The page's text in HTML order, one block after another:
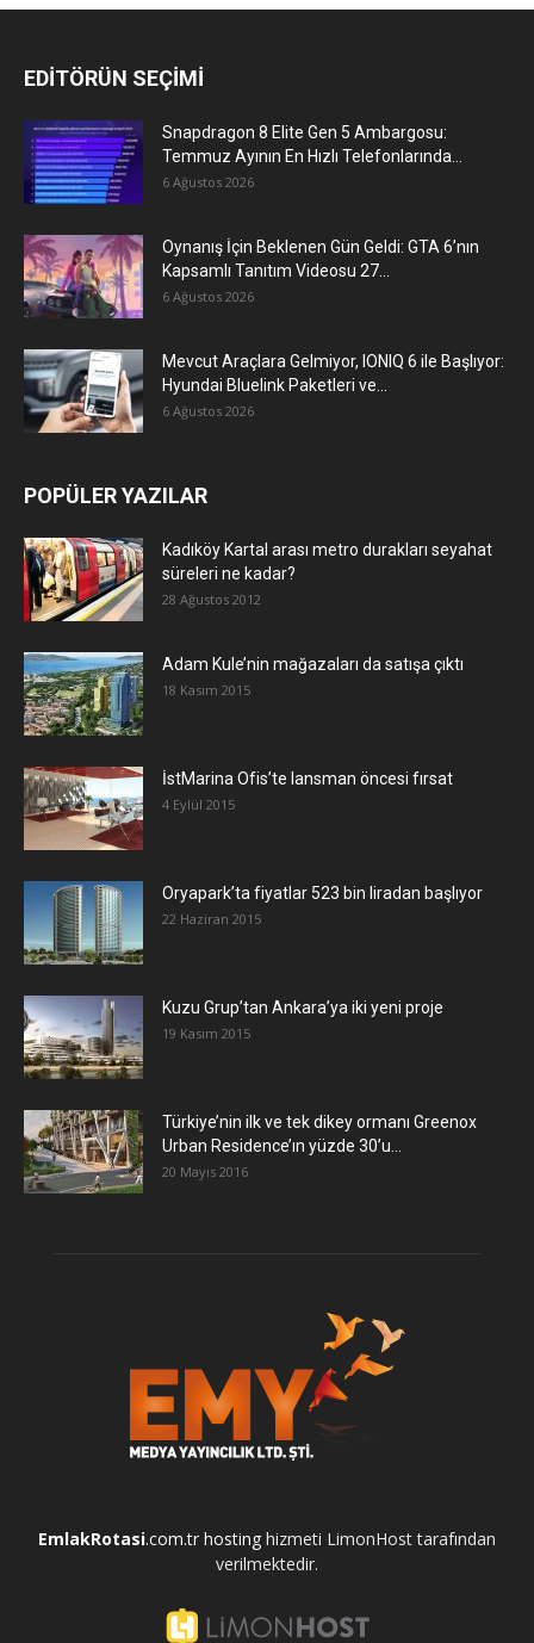
EDİTÖRÜN SEÇİMİ
Snapdragon 8 Elite Gen 5 Ambargosu:
Temmuz Ayının En Hızlı Telefonlarında...
6 Ağustos 2026
Oynanış İçin Beklenen Gün Geldi: GTA 6’nın
Kapsamlı Tanıtım Videosu 27...
6 Ağustos 2026
Mevcut Araçlara Gelmiyor, IONIQ 6 ile Başlıyor:
Hyundai Bluelink Paketleri ve...
6 Ağustos 2026
POPÜLER YAZILAR
Kadıköy Kartal arası metro durakları seyahat
süreleri ne kadar?
28 Ağustos 2012
Adam Kule’nin mağazaları da satışa çıktı
18 Kasım 2015
İstMarina Ofis’te lansman öncesi fırsat
4 Eylül 2015
Oryapark’ta fiyatlar 523 bin liradan başlıyor
22 Haziran 2015
​Kuzu Grup’tan Ankara’ya iki yeni proje
19 Kasım 2015
Türkiye’nin ilk ve tek dikey ormanı Greenox
Urban Residence’ın yüzde 30’u...
20 Mayıs 2016
EmlakRotasi.com.tr hosting hizmeti LimonHost tarafından
verilmektedir.